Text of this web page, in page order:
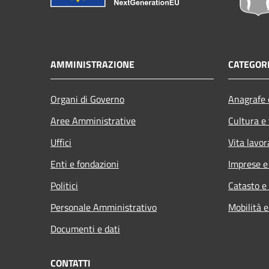
AMMINISTRAZIONE
Organi di Governo
Aree Amministrative
Uffici
Enti e fondazioni
Politici
Personale Amministrativo
Documenti e dati
Cultura
Vita
Imprese
Catasto
Mobilità
CONTATTI